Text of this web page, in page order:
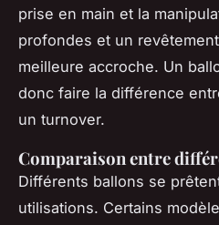
prise en main et la
profondes et un
meilleure accroche. Un
donc faire la différence
un turnover.
Comparaison entre
Différents ballons se
utilisations. Certains